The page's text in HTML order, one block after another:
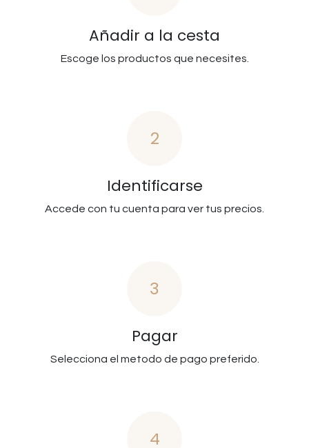
Añadir a la cesta
Escoge los productos que necesites.
2
Identificarse
Accede con tu cuenta para ver tus precios.
3
Pagar
Selecciona el metodo de pago preferido.
4